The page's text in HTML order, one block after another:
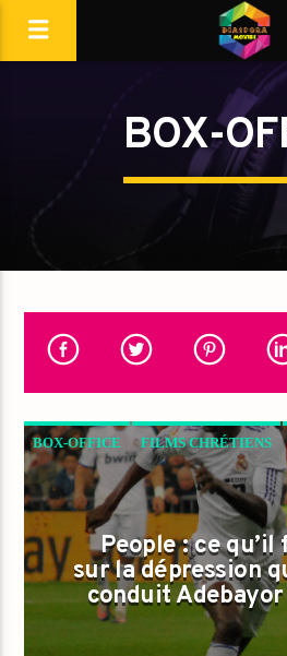
BOX-
BOX-OFFICE FILMS CHRÉTIENS
People : ce
sur la dépression
conduit